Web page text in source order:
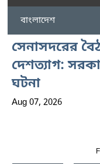
বাংলাদেশ
সেনাসদরের
দেশত্যাগ:
ঘটনা
Aug 07, 2026